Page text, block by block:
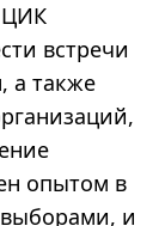
ЦИК
встречи
а также
опытом в
и